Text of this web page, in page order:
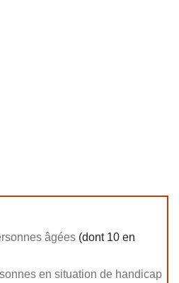
âgées (dont 10 en
en situation de handicap